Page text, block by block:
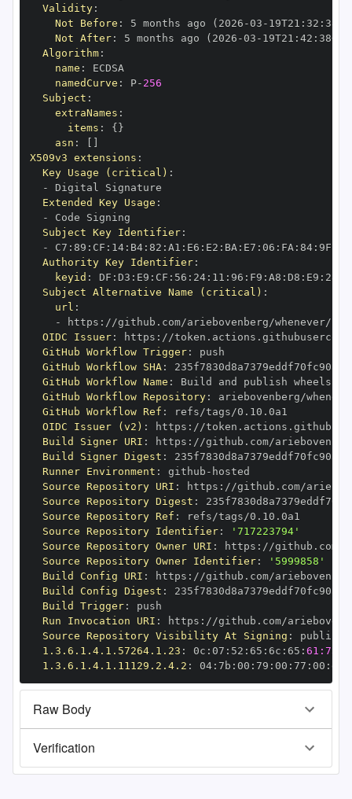
Validity:
Not Before : 5 months ago (2026 -03 - 19T21 : 32 :
Not After: 5 months ago (2026 -03 - 19T21 : 42 : 38+00
Algorithm:
name :
namedCurve : P- 256
Subject :
extraNames :
items : { }
asn :
X509v3 extensions :
Key Usage (critical) :
-
Extended Key Usage :
-
Subject Key Identifier:
-
C7 : 89 : CF : 14: B4: 82 : A1 : E6 : E2 : BA : E7 : 06 : FA : 84: 9F
Authority Key Identifier:
keyid : DF : D3 : E9 : CF : 56 : 24: 11 : 96 : F9 : A8 : D8 : E9 : 28
Subject Alternative Name (critical) :
url :
-
https :
OIDC Issuer: https :
GitHub Workflow Trigger:
GitHub Workflow SHA:
GitHub Workflow Name :
GitHub Workflow Repository:
GitHub Workflow Ref :
OIDC Issuer (v2) : https :
Build Signer URI : https :
Build Signer Digest :
Runner Environment : github -
Source Repository URI : https :
Source Repository Digest :
Source Repository Ref :
Source Repository Identifier:
'717223794'
Source Repository Owner URI : https :
Source Repository Owner Identifier:
'5999858'
Build Config URI : https :
Build Config Digest :
Build Trigger:
Run Invocation URI : https :
Source Repository Visibility At Signing :
1.3.6.1.4.1.57264.1.23 : 0c : 07 : 52 : 65 : 6c : 65 :
1.3.6.1.4.1.11129.2.4.2 : 04: 7b : 00 : 79 : 00 : 77 : 00 : dd
Raw Body
Verification